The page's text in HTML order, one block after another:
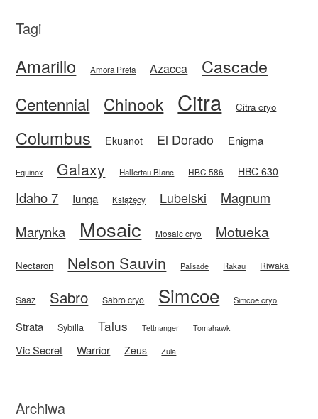
Tagi
Amarillo Amora Preta Azacca Cascade
Centennial Chinook Citra Citra cryo
Columbus Ekuanot El Dorado Enigma
Equinox Galaxy Hallertau Blanc HBC 586 HBC 630
Idaho 7 Iunga Książęcy Lubelski
Magnum
Marynka
Mosaic Mosaic cryo Motueka
Nectaron Nelson Sauvin Palisade Rakau Riwaka
Saaz Sabro Sabro cryo Simcoe Simcoe cryo
Strata Sybilla Talus Tettnanger Tomahawk
Vic Secret Warrior Zeus Zula
Archiwa